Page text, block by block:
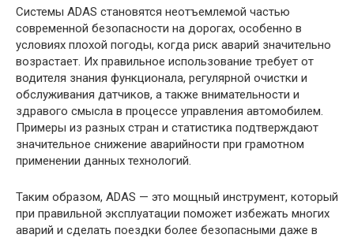
Системы ADAS становятся неотъемлемой частью
современной безопасности на дорогах, особенно в
условиях плохой погоды, когда риск аварий значительно
возрастает. Их правильное использование требует от
водителя знания функционала, регулярной очистки и
обслуживания датчиков, а также внимательности и
здравого смысла в процессе управления автомобилем.
Примеры из разных стран и статистика подтверждают
значительное снижение аварийности при грамотном
применении данных технологий.
Таким образом, ADAS — это мощный инструмент, который
при правильной эксплуатации поможет избежать многих
аварий и сделать поездки более безопасными даже в